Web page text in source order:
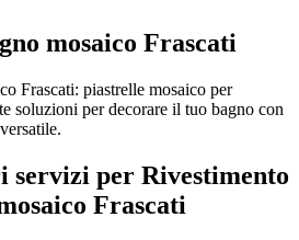
mosaico Frascati
Frascati: piastrelle mosaico per
soluzioni per decorare il tuo bagno con
servizi per Rivestimento
Frascati